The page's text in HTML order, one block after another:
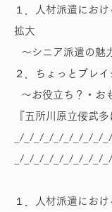
１．人材派遣にお
拡大
～シニア派遣の魅
２．ちょっとブレイ
～お役立ち？・お
『五所川原立佞武多
_/_/_/_/_/_/_/_/_/
_/_/_/_/_/_/_/_/_/_/
１．人材派遣にお